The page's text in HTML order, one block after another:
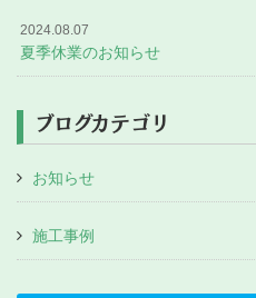
2024.08.07
夏季休業のお知らせ
ブログカテゴリ
お知らせ
施工事例